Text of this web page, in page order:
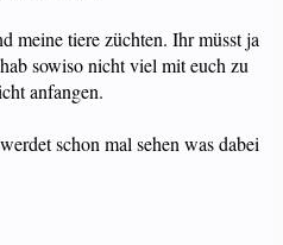
meine tiere züchten. Ihr müsst ja
sowiso nicht viel mit euch zu
anfangen.
schon mal sehen was dabei